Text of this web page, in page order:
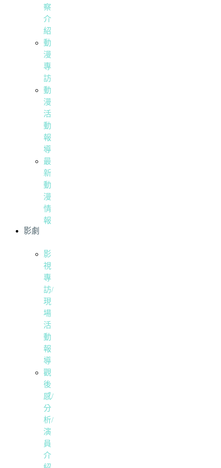
察
介
紹
動
漫
專
訪
動
漫
活
動
報
導
最
新
動
漫
情
報
影劇
影
視
專
訪/
現
場
活
動
報
導
觀
後
感/
分
析/
演
員
介